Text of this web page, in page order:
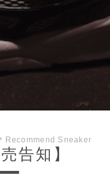
Recommend Sneaker
告知】